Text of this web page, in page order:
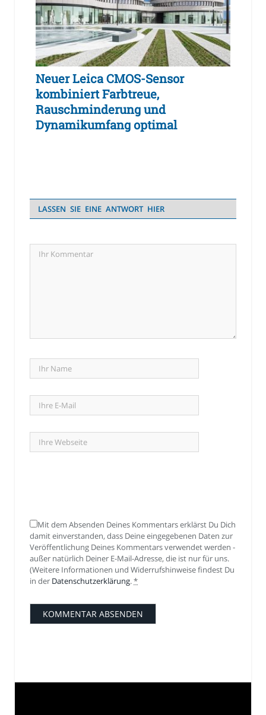
Neuer Leica CMOS-Sensor
kombiniert Farbtreue,
Rauschminderung und
Dynamikumfang optimal
LASSEN SIE EINE ANTWORT HIER
Mit dem Absenden Deines Kommentars erklärst Du Dich
damit einverstanden, dass Deine eingegebenen Daten zur
Veröffentlichung Deines Kommentars verwendet werden -
außer natürlich Deiner E-Mail-Adresse, die ist nur für uns.
(Weitere Informationen und Widerrufshinweise findest Du
in der Datenschutzerklärung.*